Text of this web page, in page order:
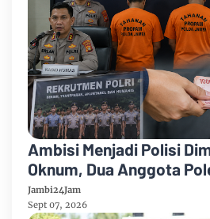
Ambisi Menjadi Polisi
Oknum, Dua Anggota
Diduga Tipu Calon
Kelulusan
Jambi24Jam
Sept 07, 2026